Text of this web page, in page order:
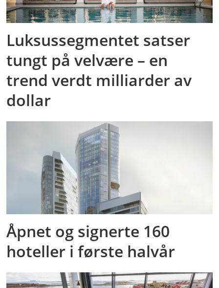
Luksussegmentet satser
tungt på velvære – en
trend verdt milliarder av
dollar
Åpnet og signerte 160
hoteller i første halvår